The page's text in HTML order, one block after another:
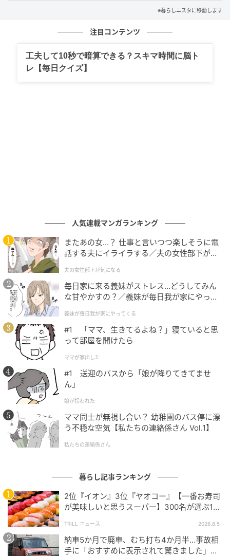
丈夫な素材のため自立してくれるので、様々な野菜の
活用2：収納の仕切りBOX
暮らしニスタ
先ほどの野菜のストックケースと同じく、持ち手の紐
が付いている方を切り離し、縦に半分に切ります（先
程より大きいサイズの紙袋を使用しました）。
今回はハンカチタオルを収納するために、このタンス
の空いたスペースにしっかりフィットする仕切りにし
たいと思います。2つを重ねて調整し、テープで留めま
す。
※暮らしニスタに移動します
注目コンテンツ
工夫して10秒で暗算できる？スキマ時間に脳ト
レ【毎日クイズ】
人気連載マンガランキング
またあの女…？ 仕事と言いつつ楽しそうに電
話する夫にイライラする／夫の女性部下が気
夫の女性部下が気になる
毎日家に来る義妹がストレス…どうしてみん
な甘やかすの？／義妹が毎日我が家にやって
が】
義妹が毎日我が家にやってくる
#1 「ママ、生きてるよね？」寝ていると思
って部屋を開けたら
ママが家出した
#1 送迎のバスから「娘が降りてきてませ
ん」
娘が拐われた
ママ同士が無視し合い？ 幼稚園のバス停に漂
う不穏な空気【私たちの連絡係さん Vol.1】
私たちの連絡係さん
暮らし記事ランキング
2位『イオン』3位『ヤオコー』【一番お寿司
が美味しいと思うスーパー】300名が選ぶ1位
TRILL ニュース 2026.8.5
納車5か月で廃車、むち打ち4か月半…事故相
手に「おすすめに表示されて驚きました」と